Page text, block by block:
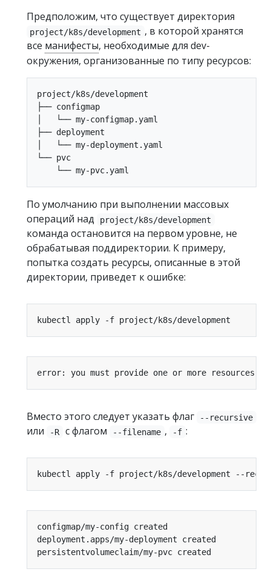
Предположим, что существует директория
project/k8s/development , в которой хранятся
все манифесты, необходимые для dev-
окружения, организованные по типу ресурсов:
project/k8s/development
├── configmap
│   └── my-configmap.yaml
├── deployment
│   └── my-deployment.yaml
└── pvc
По умолчанию при выполнении массовых
операций над
project/k8s/development
команда остановится на первом уровне, не
обрабатывая поддиректории. К примеру,
попытка создать ресурсы, описанные в этой
директории, приведет к ошибке:
error: you must provide one or more resources
Вместо этого следует указать флаг --recursive
или -R с флагом --filename , -f :